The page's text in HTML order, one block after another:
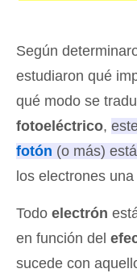
Según
estudiaron qué
qué modo se
fotoeléctrico,
fotón (o más)
los electrones una
Todo electrón
en función del
sucede con